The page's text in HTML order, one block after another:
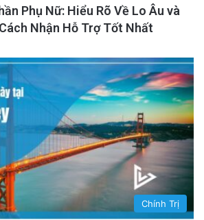
Phụ Nữ: Hiểu Rõ Về Lo Âu và
Nhận Hỗ Trợ Tốt Nhất
Chính Trị